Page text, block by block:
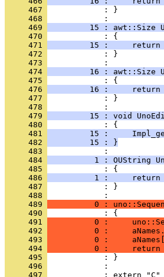
     467
            : }
     468
     469
15 : awt::Size
     470
     471
15 :
     472
            : }
     473
     474
16 : awt::Size
     475
     476
16 :
     477
            : }
     478
     479
15 : void
     480
     481
15 :
     482
         15 : }
     483
     484
1 : OUString
     485
     486
1 :
     487
            : }
     488
     489
0 :
     490
     491
0 :
     492
0 :
     493
0 :
     494
0 :     return
     495
     496
            :
     497